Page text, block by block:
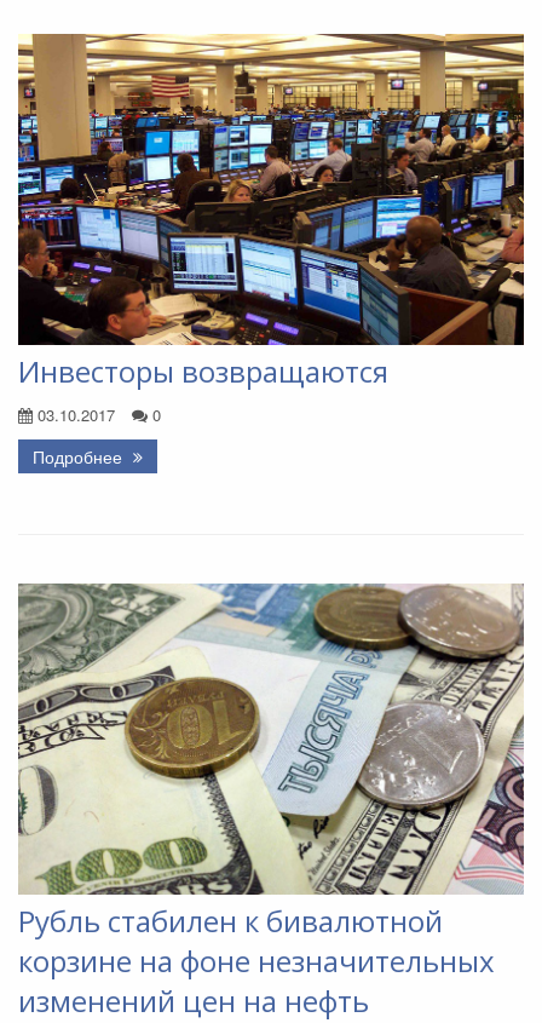
Инвесторы возвращаются
03.10.2017 0
Подробнее
Рубль стабилен к бивалютной
корзине на фоне незначительных
изменений цен на нефть